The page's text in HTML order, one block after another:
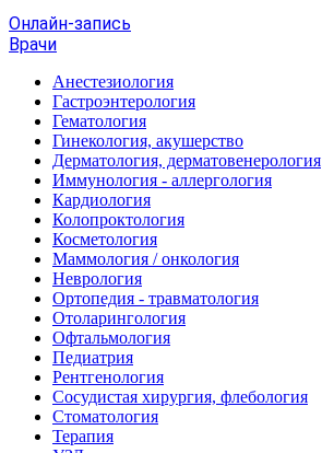
Онлайн-запись
Врачи
Анестезиология
Гастроэнтерология
Гематология
Гинекология, акушерство
Дерматология, дерматовенерология
Иммунология - аллергология
Кардиология
Колопроктология
Косметология
Маммология / онкология
Неврология
Ортопедия - травматология
Отоларингология
Офтальмология
Педиатрия
Рентгенология
Сосудистая хирургия, флебология
Стоматология
Терапия